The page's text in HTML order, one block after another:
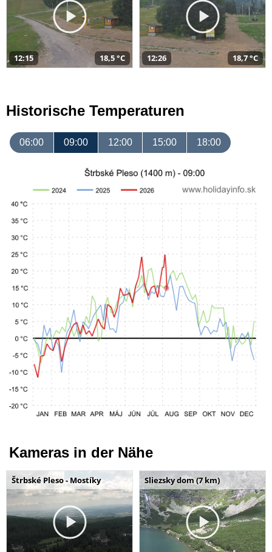
12:15 18,5 °C 12:26 18,7 °C
Historische Temperaturen
06:00 09:00 12:00 15:00 18:00
Kameras in der Nähe
Štrbské Pleso - Mostíky Sliezsky dom (7 km)